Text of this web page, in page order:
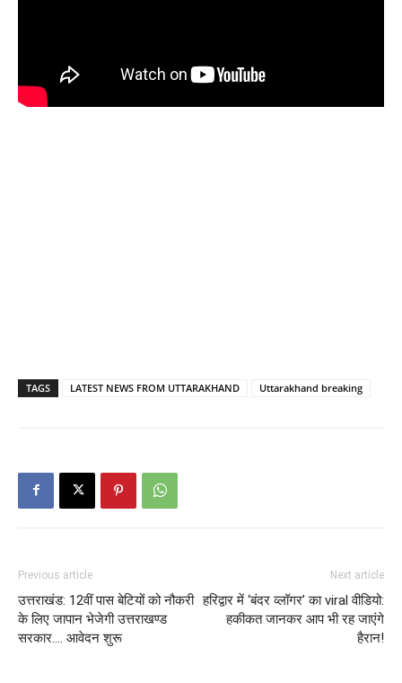
TAGS LATEST NEWS FROM UTTARAKHAND Uttarakhand breaking
Previous article
उत्तराखंड: 12वीं पास बेटियों को नौकरी
के लिए जापान भेजेगी उत्तराखण्ड
सरकार…. आवेदन शुरू
Next article
हरिद्वार में ‘बंदर व्लॉगर’ का viral वीडियो:
हकीकत जानकर आप भी रह जाएंगे
हैरान!